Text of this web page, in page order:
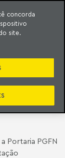
QUE
A
Portaria PGFN
concorda
site.